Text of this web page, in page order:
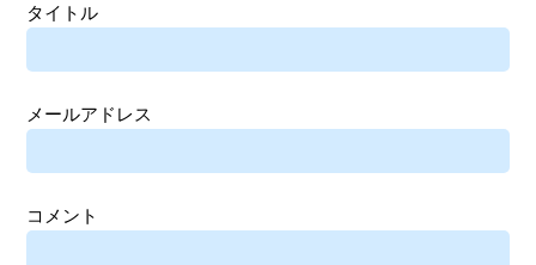
タイトル
メールアドレス
コメント